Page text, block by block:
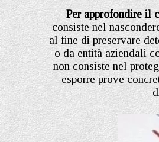
Per approfondire il
consiste nel
al fine di preservare
o da entità aziendali
non consiste nel
esporre prove